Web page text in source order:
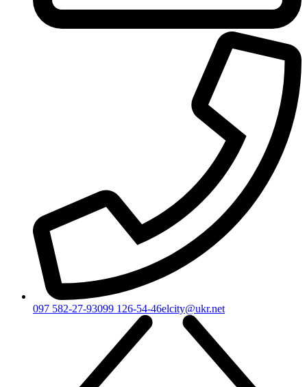
097 582-27-93099 126-54-46elcity@ukr.net